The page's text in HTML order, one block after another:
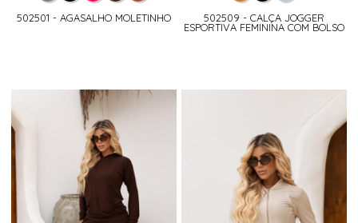
502501 - AGASALHO MOLETINHO 502509 - CALÇA JOGGER
ESPORTIVA FEMININA COM BOLSO